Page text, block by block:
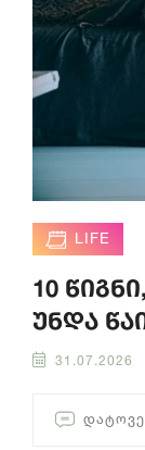
LIFE
10
უნდა
31.07.2026